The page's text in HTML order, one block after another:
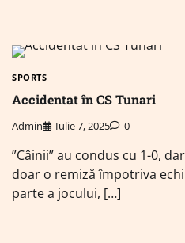
SPORTS
Accidentat în CS Tunari
Admin Iulie 7, 2025 0
”Câinii” au condus cu 1-0,
doar o remiză împotriva
parte a jocului, […]